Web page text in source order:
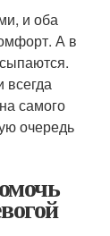
и оба
А в
всегда
самого
очередь